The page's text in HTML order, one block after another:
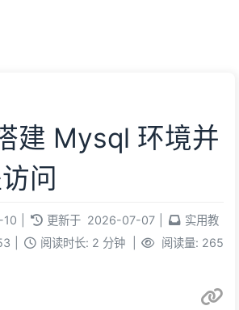
建 Mysql 环境并
问
更新于 2026-07-07
实用教
阅读时长: 2 分钟 阅读量: 265